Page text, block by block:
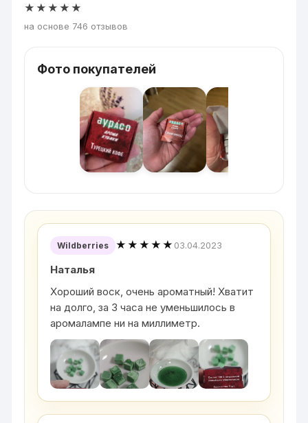
★★★★★
на основе 746 отзывов
Фото покупателей
Wildberries ★★★★★ 03.04.2023
Наталья
Хороший воск, очень ароматный! Хватит
на долго, за 3 часа не уменьшилось в
аромалампе ни на миллиметр.